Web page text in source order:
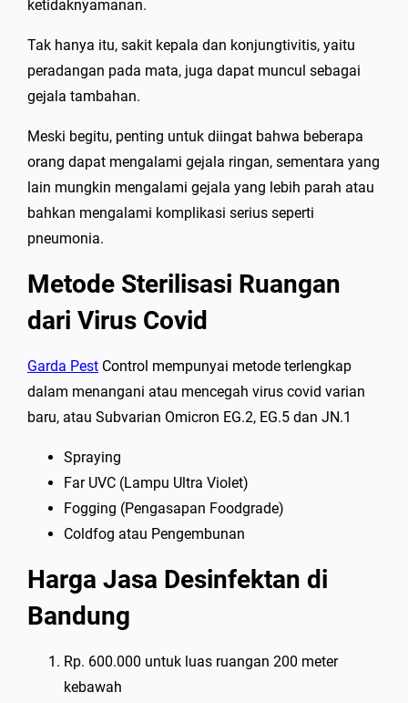
ketidaknyamanan.
Tak hanya itu, sakit kepala dan konjungtivitis, yaitu
peradangan pada mata, juga dapat muncul sebagai
gejala tambahan.
Meski begitu, penting untuk diingat bahwa beberapa
orang dapat mengalami gejala ringan, sementara yang
lain mungkin mengalami gejala yang lebih parah atau
bahkan mengalami komplikasi serius seperti
pneumonia.
Metode Sterilisasi Ruangan
dari Virus Covid
Garda Pest Control mempunyai metode terlengkap
dalam menangani atau mencegah virus covid varian
baru, atau Subvarian Omicron EG.2, EG.5 dan JN.1
Spraying
Far UVC (Lampu Ultra Violet)
Fogging (Pengasapan Foodgrade)
Coldfog atau Pengembunan
Harga Jasa Desinfektan di
Bandung
Rp. 600.000 untuk luas ruangan 200 meter
kebawah